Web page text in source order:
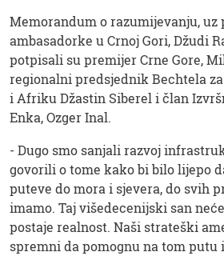
Memorandum o razumijevanju,
ambasadorke u Crnoj Gori, Džudi
potpisali su premijer Crne Gore,
regionalni predsjednik Bechtela
i Afriku Džastin Siberel i član
Enka, Ozger Inal.
- Dugo smo sanjali razvoj
govorili o tome kako bi bilo lijepo
puteve do mora i sjevera, do svih
imamo. Taj višedecenijski san
postaje realnost. Naši strateški
spremni da pomognu na tom putu